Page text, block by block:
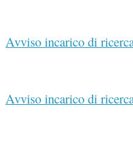
Avviso incarico di
Avviso incarico di